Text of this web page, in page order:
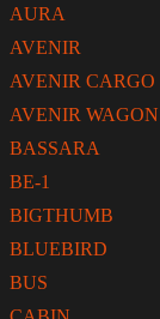
AURA
AVENIR
AVENIR CARGO
AVENIR WAGON
BASSARA
BE-1
BIGTHUMB
BLUEBIRD
BUS